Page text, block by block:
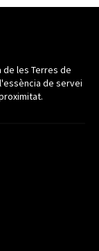
de les Terres de
de servei